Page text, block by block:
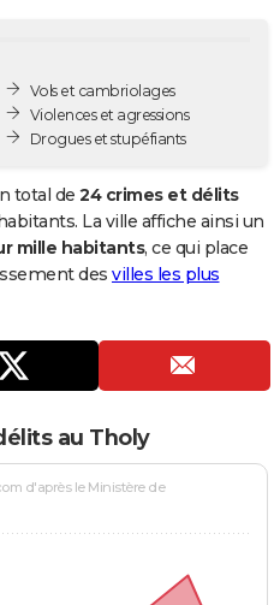
Vols et cambriolages
Violences et agressions
Drogues et stupéfiants
total de 24 crimes et délits
La ville affiche ainsi un
mille habitants, ce qui place
des villes les plus
au Tholy
d'après le Ministère de